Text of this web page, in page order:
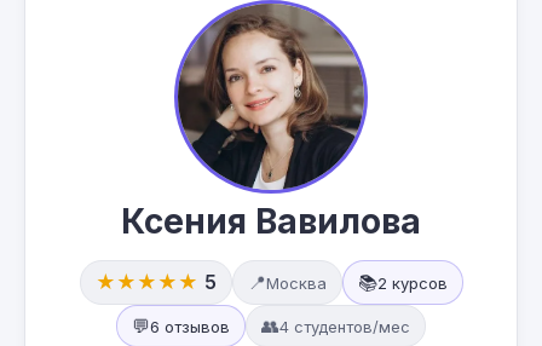
Ксения Вавилова
★★★★★ 5 📍Москва 📚2 курсов
💬6 отзывов 👥4 студентов/мес